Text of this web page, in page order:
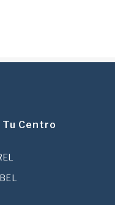
Centro